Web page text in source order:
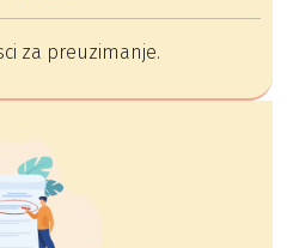
za preuzimanje.